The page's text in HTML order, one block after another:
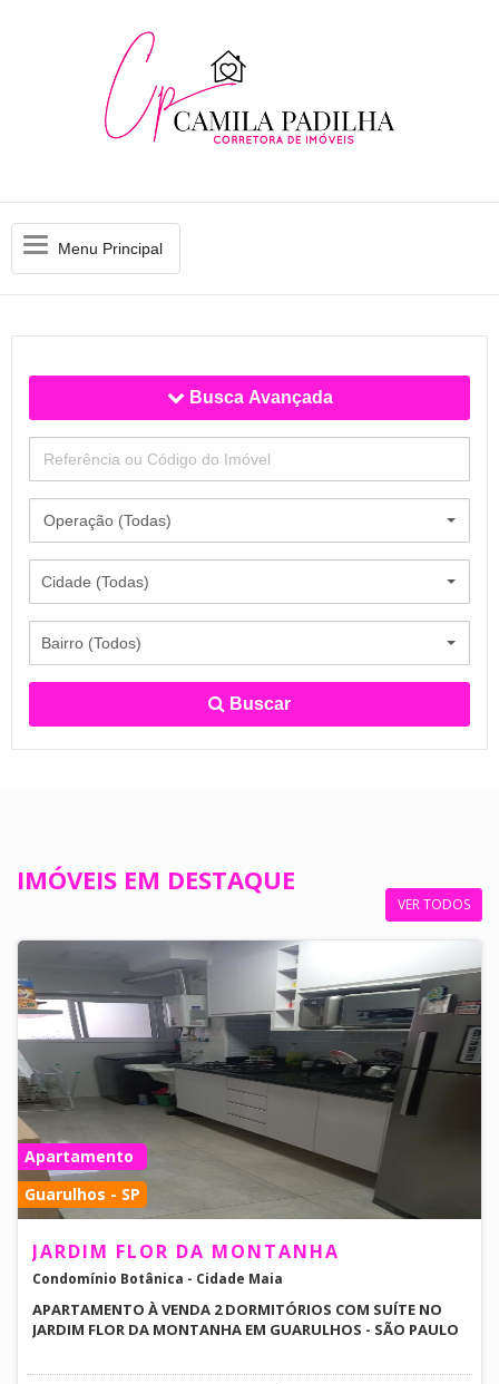
MenuMenu Principal
Busca Avançada
Operação (Todas)
Cidade (Todas)
Bairro (Todos)
Buscar
IMÓVEIS EM DESTAQUE
VER TODOS
Apartamento
Guarulhos - SP
JARDIM FLOR DA MONTANHA
Condomínio Botânica - Cidade Maia
APARTAMENTO À VENDA 2 DORMITÓRIOS COM SUÍTE NO
JARDIM FLOR DA MONTANHA EM GUARULHOS - SÃO PAULO